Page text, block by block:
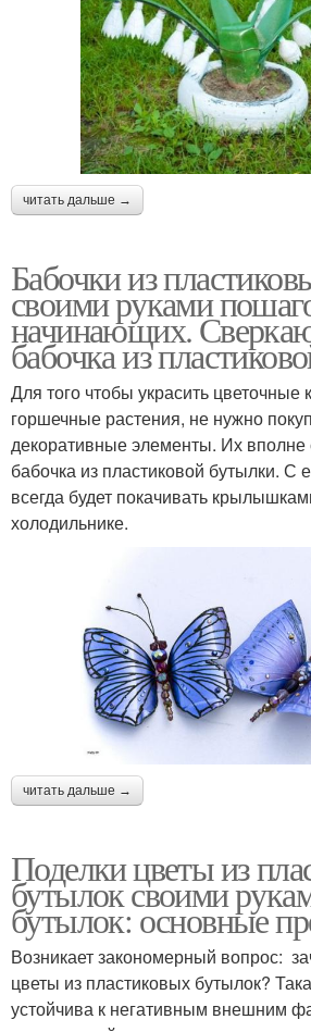
читать дальше →
Бабочки из
своими руками
начинающих.
бабочка из
Для того чтобы украсить цветочные
горшечные растения, не нужно
декоративные элементы. Их вполне
бабочка из пластиковой бутылки.
всегда будет покачивать
холодильнике.
читать дальше →
Поделки цветы из
бутылок своими
бутылок: основные
Возникает закономерный вопрос:
цветы из пластиковых бутылок?
устойчива к негативным внешним